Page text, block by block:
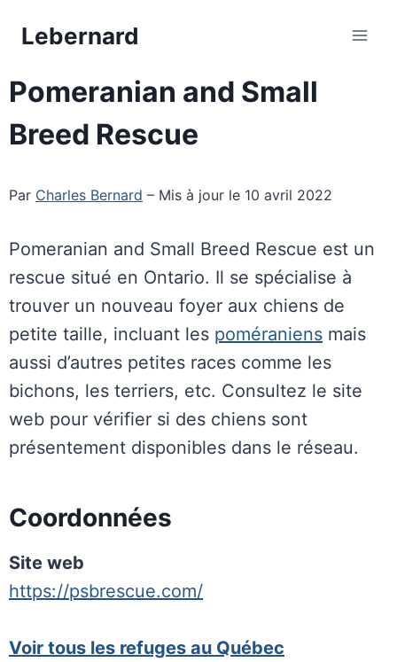
Lebernard
Pomeranian and Small
Breed Rescue
Par Charles Bernard – Mis à jour le 10 avril 2022
Pomeranian and Small Breed Rescue est un
rescue situé en Ontario. Il se spécialise à
trouver un nouveau foyer aux chiens de
petite taille, incluant les poméraniens mais
aussi d’autres petites races comme les
bichons, les terriers, etc. Consultez le site
web pour vérifier si des chiens sont
présentement disponibles dans le réseau.
Coordonnées
Site web
https://psbrescue.com/
Voir tous les refuges au Québec